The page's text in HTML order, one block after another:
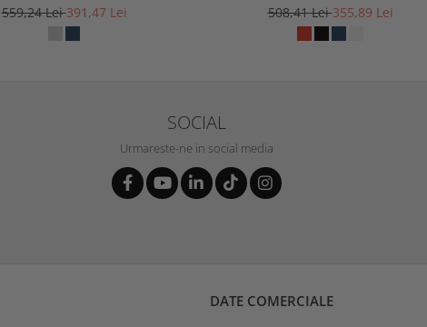
559,24 Lei391,47 Lei
508,41 Lei355,89 Lei
SOCIAL
Urmareste-ne in social media
DATE COMERCIALE